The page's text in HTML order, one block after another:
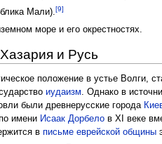
Мали).[9]
море и его окрестностях.
и Русь
положение в устье Волги,
иудаизм . Однако в
были древнерусские города
имени Исаак Дорбело в XI веке
вписьме еврейской общины